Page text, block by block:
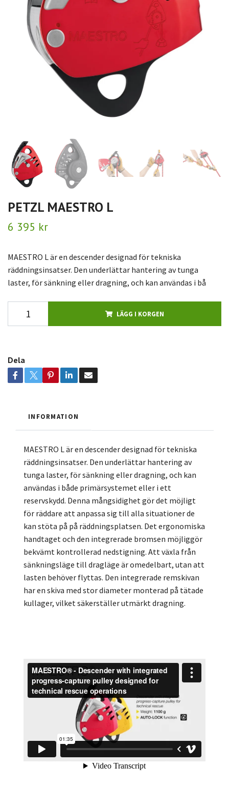
PETZL MAESTRO L
6 395 kr
MAESTRO L är en descender designad för tekniska
räddningsinsatser. Den underlättar hantering av tunga
laster, för sänkning eller dragning, och kan användas i bå
LÄGG I KORGEN
Dela
INFORMATION
MAESTRO L är en descender designad för tekniska
räddningsinsatser. Den underlättar hantering av
tunga laster, för sänkning eller dragning, och kan
användas i både primärsystemet eller i ett
reservskydd. Denna mångsidighet gör det möjligt
för räddare att anpassa sig till alla situationer de
kan stöta på på räddningsplatsen. Det ergonomiska
handtaget och den integrerade bromsen möjliggör
bekvämt kontrollerad nedstigning. Att växla från
sänkningsläge till dragläge är omedelbart, utan att
lasten behöver flyttas. Den integrerade remskivan
har en skiva med stor diameter monterad på tätade
kullager, vilket säkerställer utmärkt dragning.